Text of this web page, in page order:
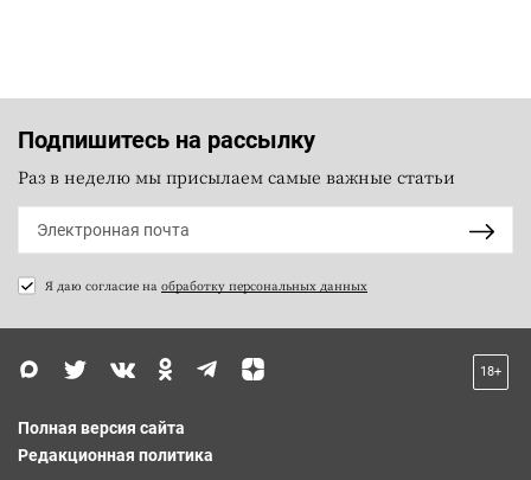
Подпишитесь на рассылку
Раз в неделю мы присылаем самые важные статьи
Я даю согласие на обработку персональных данных
18+
Полная версия сайта
Редакционная политика